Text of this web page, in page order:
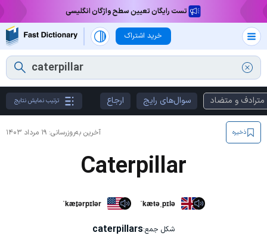
تست رایگان تعیین سطح واژگان انگلیسی
خرید اشتراک
مترادف و متضاد سوال‌های رایج ارجاع ترتیب نمایش نتایج
آخرین به‌روزرسانی: ۱۹ مرداد ۱۴۰۳ ذخیره
Caterpillar
ˈkæt̬ərpɪlər ˈkætəˌpɪlə
شکل جمع:caterpillars